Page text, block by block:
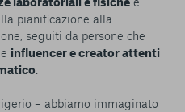
pianificazione alla
seguiti da persone che
influencer e creator attenti
– abbiamo immaginato